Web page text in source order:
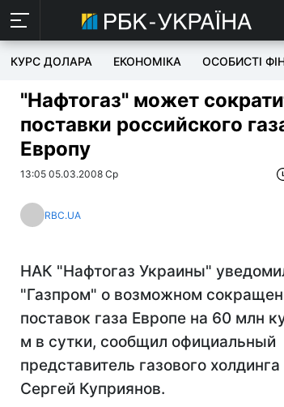
КУРС ДОЛАРА ЕКОНОМІКА ОСОБИСТІ
"Нафтогаз" может
поставки российского
Европу
13:05 05.03.2008 Ср
RBC.UA
НАК "Нафтогаз Украины"
"Газпром" о возможном
поставок газа Европе на 60 млн
м в сутки, сообщил официальный
представитель газового холдинга
Сергей Куприянов.